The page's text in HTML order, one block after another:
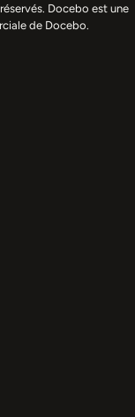
Docebo est une
de Docebo.